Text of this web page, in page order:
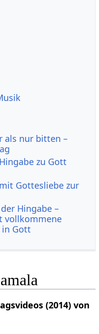
als nur bitten –
zu Gott
Gottesliebe zur
Hingabe –
vollkommene
in Gott
(2014) von